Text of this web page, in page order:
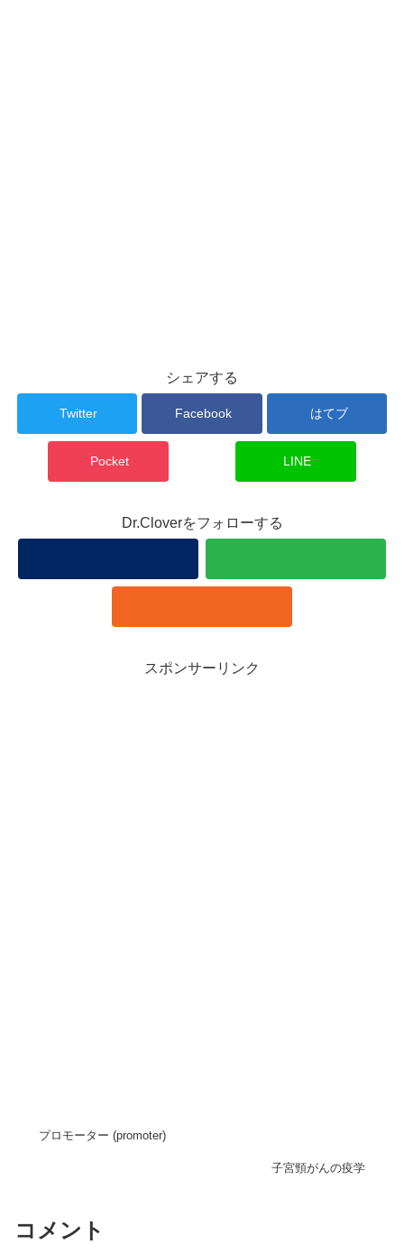
シェアする
Twitter Facebook はてブ
Pocket LINE
Dr.Cloverをフォローする
スポンサーリンク
プロモーター (promoter)
子宮頸がんの疫学
コメント